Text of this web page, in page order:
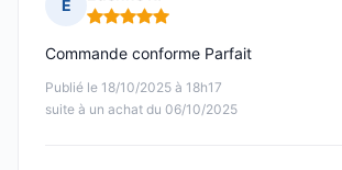
E
Note : 5 sur 5
Publié le 18/10/2025 à 18h17
suite à un achat du 06/10/2025
Commande conforme Parfait